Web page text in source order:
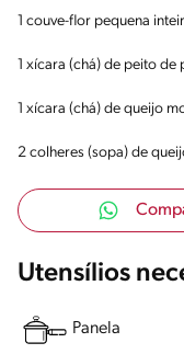
1 couve-flor pequena
1 xícara (chá) de peito de
1 xícara (chá) de queijo
2 colheres (sopa) de
Utensílios
Panela